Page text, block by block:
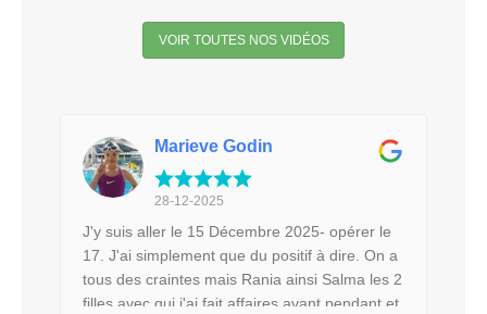
VOIR TOUTES NOS VIDÉOS
Marieve Godin
28-12-2025
J'y suis aller le 15 Décembre 2025- opérer le
17. J'ai simplement que du positif à dire. On a
tous des craintes mais Rania ainsi Salma les 2
filles avec qui j'ai fait affaires avant pendant et